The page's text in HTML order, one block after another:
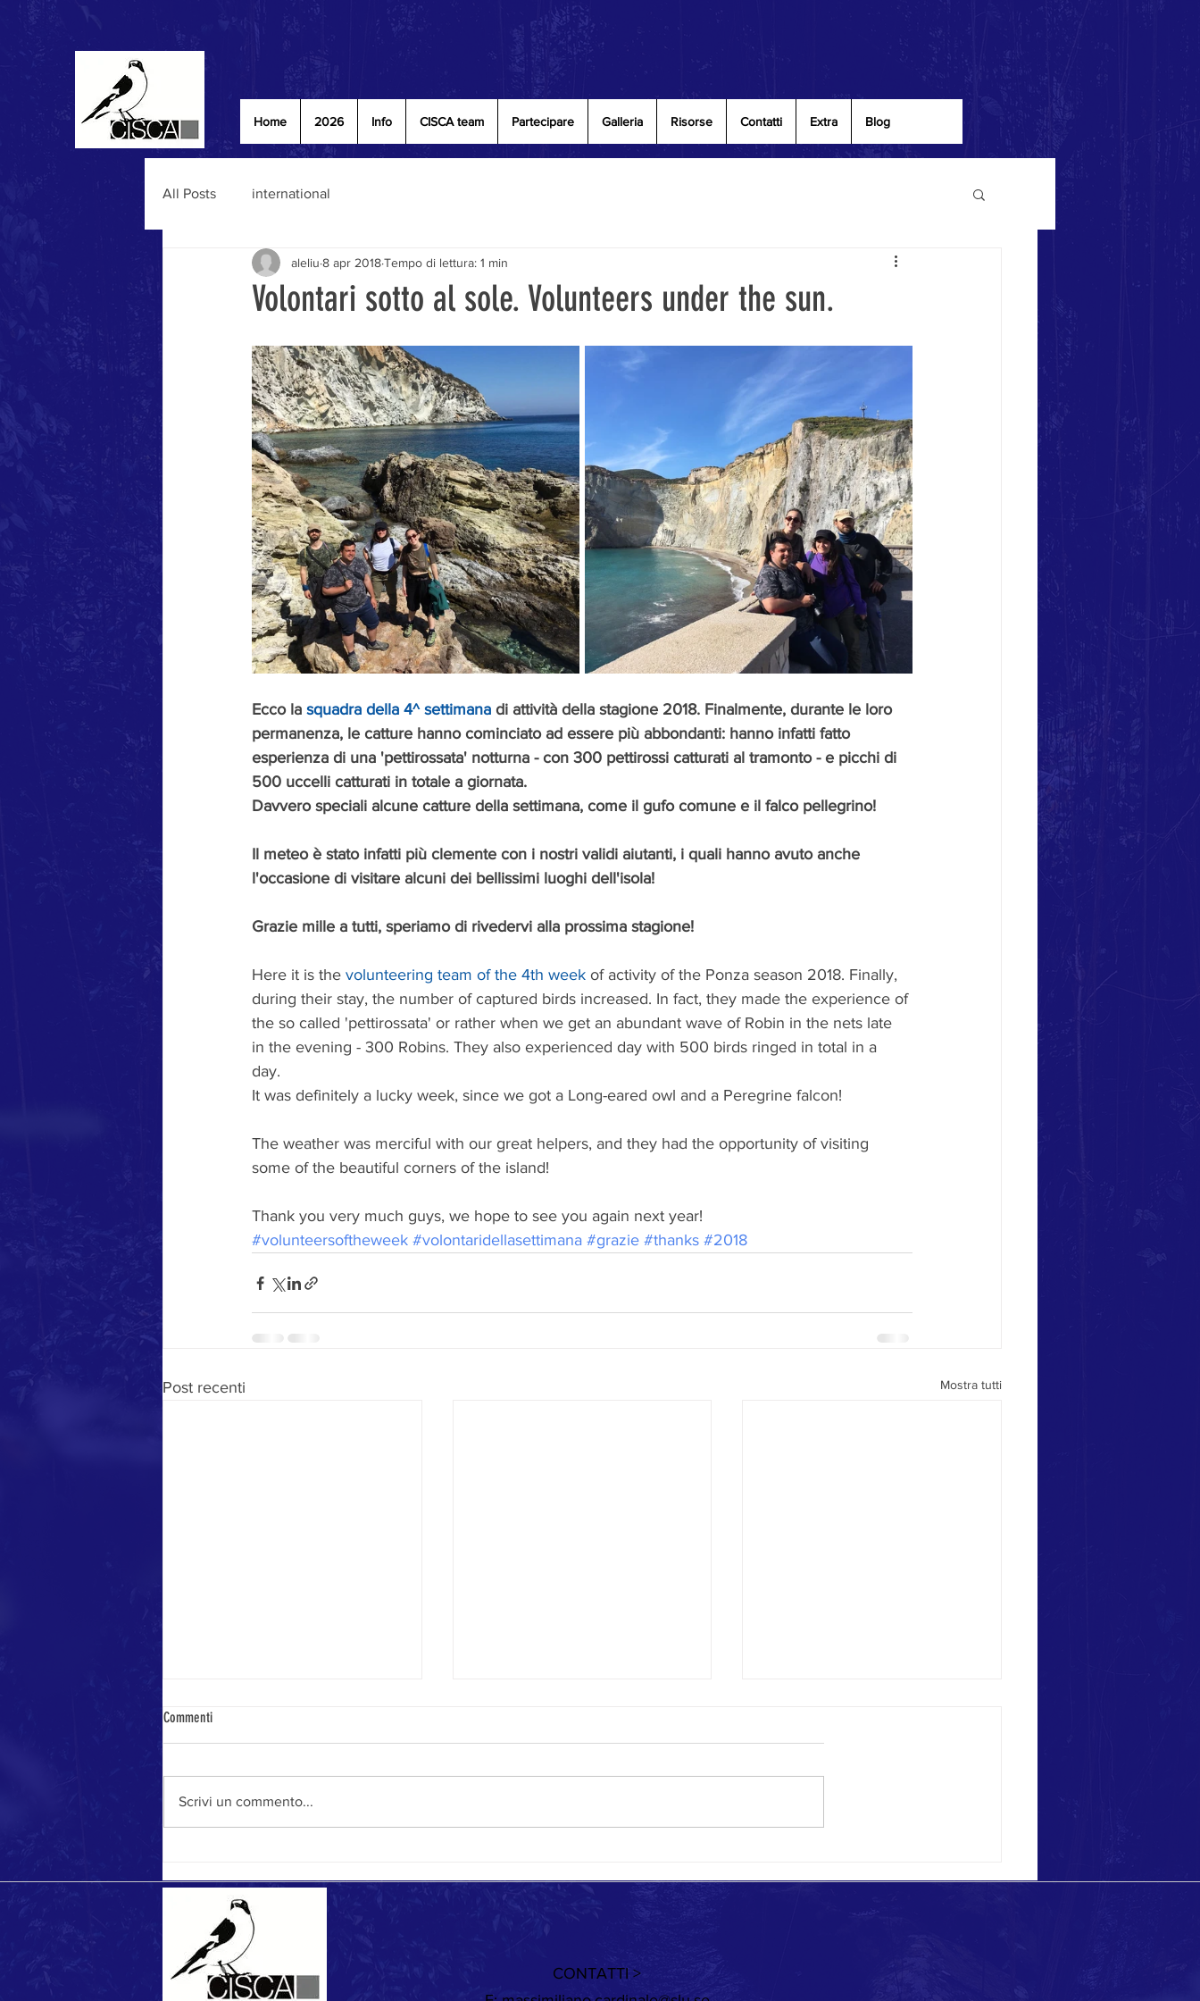
Home 2026 Info CISCA team Partecipare Galleria Risorse Contatti Extra Blog
All Posts international
Volontari sotto al sole. Volunteers under the sun.
aleliu 8 apr 2018Tempo di lettura: 1 min
Ecco la squadra della 4^ settimana di attività della stagione 2018. Finalmente, durante le loro
permanenza, le catture hanno cominciato ad essere più abbondanti: hanno infatti fatto
esperienza di una 'pettirossata' notturna - con 300 pettirossi catturati al tramonto - e picchi di
500 uccelli catturati in totale a giornata.
Davvero speciali alcune catture della settimana, come il gufo comune e il falco pellegrino!
Il meteo è stato infatti più clemente con i nostri validi aiutanti, i quali hanno avuto anche
l'occasione di visitare alcuni dei bellissimi luoghi dell'isola!
Grazie mille a tutti, speriamo di rivedervi alla prossima stagione!
Here it is the volunteering team of the 4th week of activity of the Ponza season 2018. Finally,
during their stay, the number of captured birds increased. In fact, they made the experience of
the so called 'pettirossata' or rather when we get an abundant wave of Robin in the nets late
in the evening - 300 Robins. They also experienced day with 500 birds ringed in total in a
day.
It was definitely a lucky week, since we got a Long-eared owl and a Peregrine falcon!
The weather was merciful with our great helpers, and they had the opportunity of visiting
some of the beautiful corners of the island!
Thank you very much guys, we hope to see you again next year!
#volunteersoftheweek #volontaridellasettimana #grazie #thanks #2018
Post recenti Mostra tutti
Commenti
Scrivi un commento...
CONTATTI >